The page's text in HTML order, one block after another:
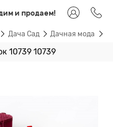
и продаем!
Дача Сад Дачная мода
10739 10739